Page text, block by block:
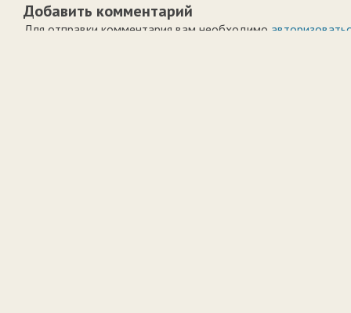
Добавить комментарий
Для отправки комментария вам необходимо